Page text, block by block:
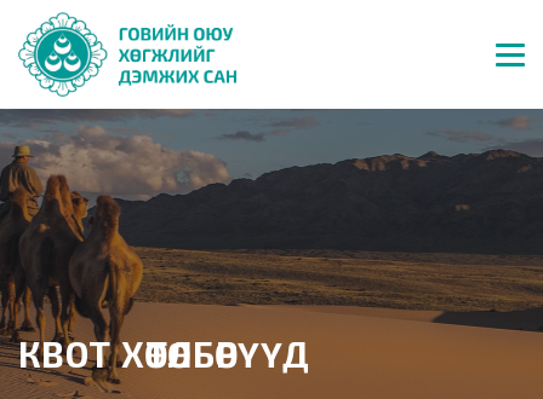
КВОТ ХӨТӨЛБӨРҮҮД